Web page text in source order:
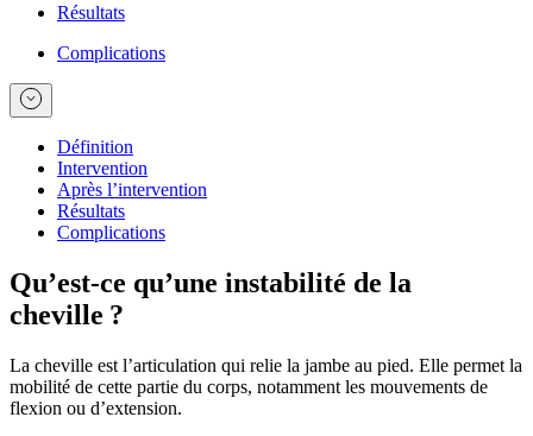
Résultats
Complications
Définition
Intervention
Après l’intervention
Résultats
Complications
Qu’est-ce qu’une instabilité de la
cheville ?
La cheville est l’articulation qui relie la jambe au pied. Elle permet la
mobilité de cette partie du corps, notamment les mouvements de
flexion ou d’extension.